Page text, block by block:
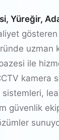
Yüreğir,
gösteren
uzman
ile
kamera
güvenlik